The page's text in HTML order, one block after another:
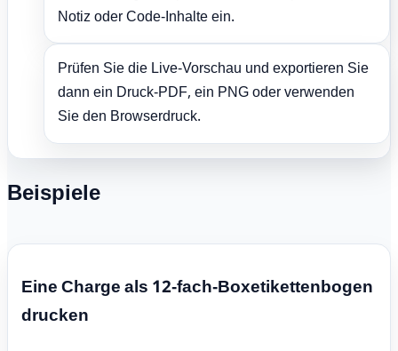
Notiz oder Code-Inhalte ein.
Prüfen Sie die Live-Vorschau und exportieren Sie
dann ein Druck-PDF, ein PNG oder verwenden
Sie den Browserdruck.
Beispiele
Eine Charge als 12-fach-Boxetikettenbogen
drucken